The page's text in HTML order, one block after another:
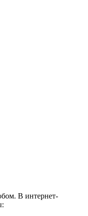
В интернет-